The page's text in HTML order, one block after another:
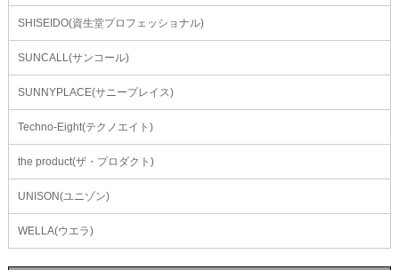
SHISEIDO(資生堂プロフェッショナル)
SUNCALL(サンコール)
SUNNYPLACE(サニープレイス)
Techno-Eight(テクノエイト)
the product(ザ・プロダクト)
UNISON(ユニゾン)
WELLA(ウエラ)